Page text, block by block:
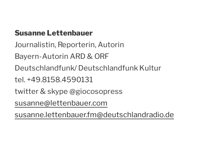
Susanne Lettenbauer
Journalistin, Reporterin, Autorin
Bayern-Autorin ARD & ORF
Deutschlandfunk/ Deutschlandfunk Kultur
tel. +49.8158.4590131
twitter & skype @giocosopress
susanne@lettenbauer.com
susanne.lettenbauer.fm@deutschlandradio.de